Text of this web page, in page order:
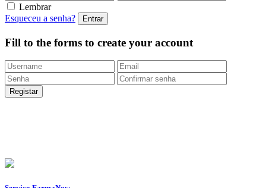
Lembrar
Esqueceu a senha?
Fill to the forms to create your account